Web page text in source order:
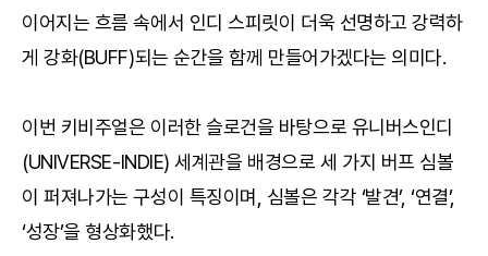
이어지는 흐름 속에서 인디 스피릿이 더욱 선명하고 강력하
게 강화(BUFF)되는 순간을 함께 만들어가겠다는 의미다.
이번 키비주얼은 이러한 슬로건을 바탕으로 유니버스인디
(UNIVERSE-INDIE) 세계관을 배경으로 세 가지 버프 심볼
이 퍼져나가는 구성이 특징이며, 심볼은 각각 ‘발견’, ‘연결’,
‘성장’을 형상화했다.